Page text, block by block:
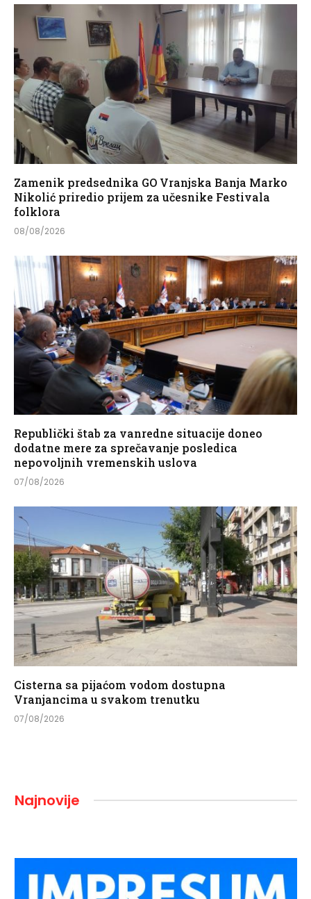
Zamenik predsednika GO Vranjska Banja Marko
Nikolić priredio prijem za učesnike Festivala
folklora
08/08/2026
Republički štab za vanredne situacije doneo
dodatne mere za sprečavanje posledica
nepovoljnih vremenskih uslova
07/08/2026
Cisterna sa pijaćom vodom dostupna
Vranjancima u svakom trenutku
07/08/2026
Najnovije